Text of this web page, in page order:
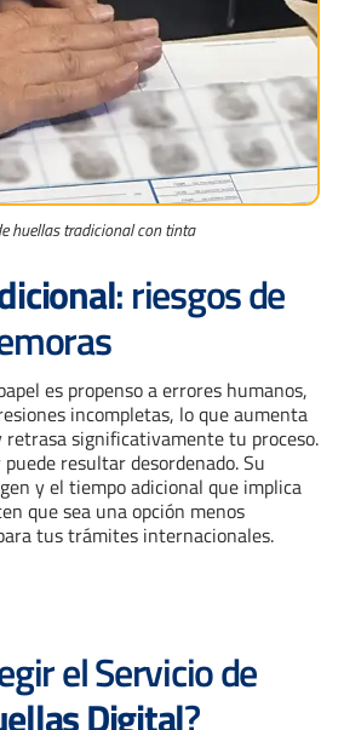
: riesgos de
es propenso a errores humanos,
incompletas, lo que aumenta
retrasa significativamente tu proceso.
resultar desordenado. Su
y el tiempo adicional que implica
que sea una opción menos
tus trámites internacionales.
huellas tradicional con tinta
el Servicio de
Digital?